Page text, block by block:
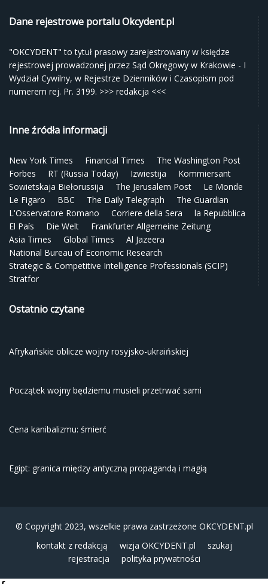
Dane rejestrowe portalu Okcydent.pl
"OKCYDENT" to tytuł prasowy zarejestrowany w księdze
rejestrowej prowadzonej przez Sąd Okręgowy w Krakowie - I
Wydział Cywilny, w Rejestrze Dzienników i Czasopism pod
numerem rej. Pr. 3199. >>> redakcja <<<
Inne źródła informacji
New York Times Financial Times
The Washington Post
Forbes
RT (Russia Today) Izwiestija
Kommiersant
Sowietskaja Biełorussija
The Jerusalem Post
Le Monde
Le Figaro
BBC The Daily Telegraph
The Guardian
L'Osservatore Romano
Corriere della Sera
la Repubblica
El País
Die Welt
Frankfurter Allgemeine Zeitung
Asia Times
Global Times
Al Jazeera
National Bureau of Economic Research
Strategic & Competitive Intelligence Professionals (SCIP)
Stratfor
Ostatnio czytane
Afrykańskie oblicze wojny rosyjsko-ukraińskiej
Początek wojny będziemu musieli przetrwać sami
Cena kanibalizmu: śmierć
Egipt: granica między antyczną propagandą i magią
© Copyright 2023, wszelkie prawa zastrzeżone OKCYDENT.pl
kontakt z redakcją
wizja OKCYDENT.pl
szukaj
rejestracja
polityka prywatności